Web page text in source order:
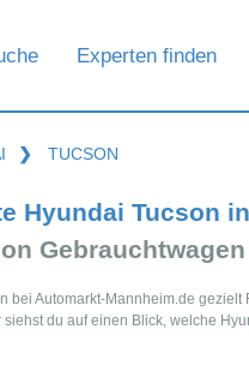
Experten finden
❯ TUCSON
Hyundai Tucson
bei Automarkt-Mannheim.de
siehst du auf einen Blick, welche